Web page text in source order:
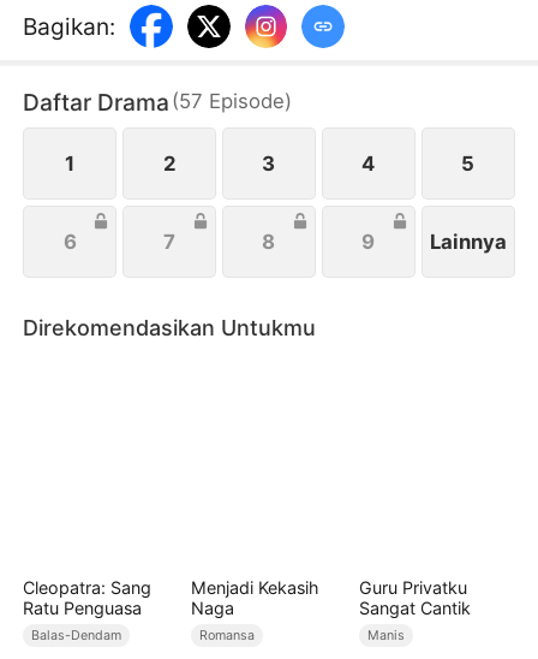
gen infertilitas dari keluarga. Saat Sebastian
mengetahui Ella ternyata hamil anak kembar,
dan memastikan kehamilan Ella berjalan lancar
demi mendapatkan ahli waris yang telah lama
diidam-idamkannya.
Bagikan:
Daftar Drama (57 Episode)
1 2 3 4 5
6 7 8 9 Lainnya
Direkomendasikan Untukmu
Cleopatra: Sang
Ratu Penguasa
Balas-Dendam
Menjadi Kekasih
Naga
Romansa
Guru Privatku
Sangat Cantik
Manis